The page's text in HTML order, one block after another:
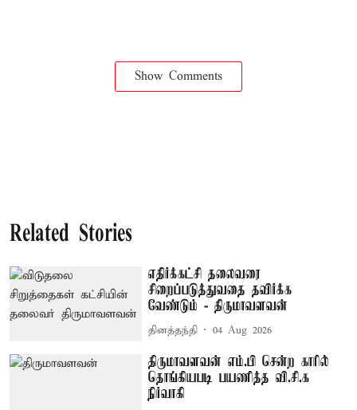
Show Comments
Related Stories
எதிர்க்கட்சி தலைவரை
சிறைப்படுத்துவதை தவிர்க்க
வேண்டும் - திருமாவளவன்
தினத்தந்தி 04 Aug 2026
திருமாவளவன் எம்.பி சென்ற காரில்
தொங்கியபடி பயணித்த வி.சி.க
நிர்வாகி